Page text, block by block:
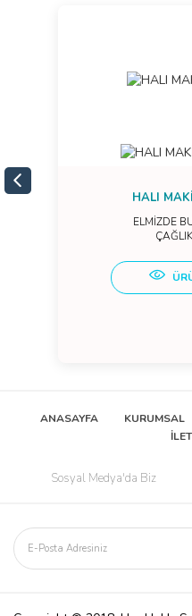
HALI
ELMİZDE
ANASAYFA KURUMSAL
Sosyal Medya'da Biz